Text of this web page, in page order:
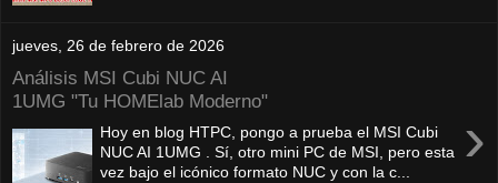
jueves, 26 de febrero de 2026
Análisis MSI Cubi NUC AI
1UMG "Tu HOMElab Moderno"
›
Hoy en blog HTPC, pongo a prueba el MSI Cubi
NUC AI 1UMG . Sí, otro mini PC de MSI, pero esta
vez bajo el icónico formato NUC y con la c...